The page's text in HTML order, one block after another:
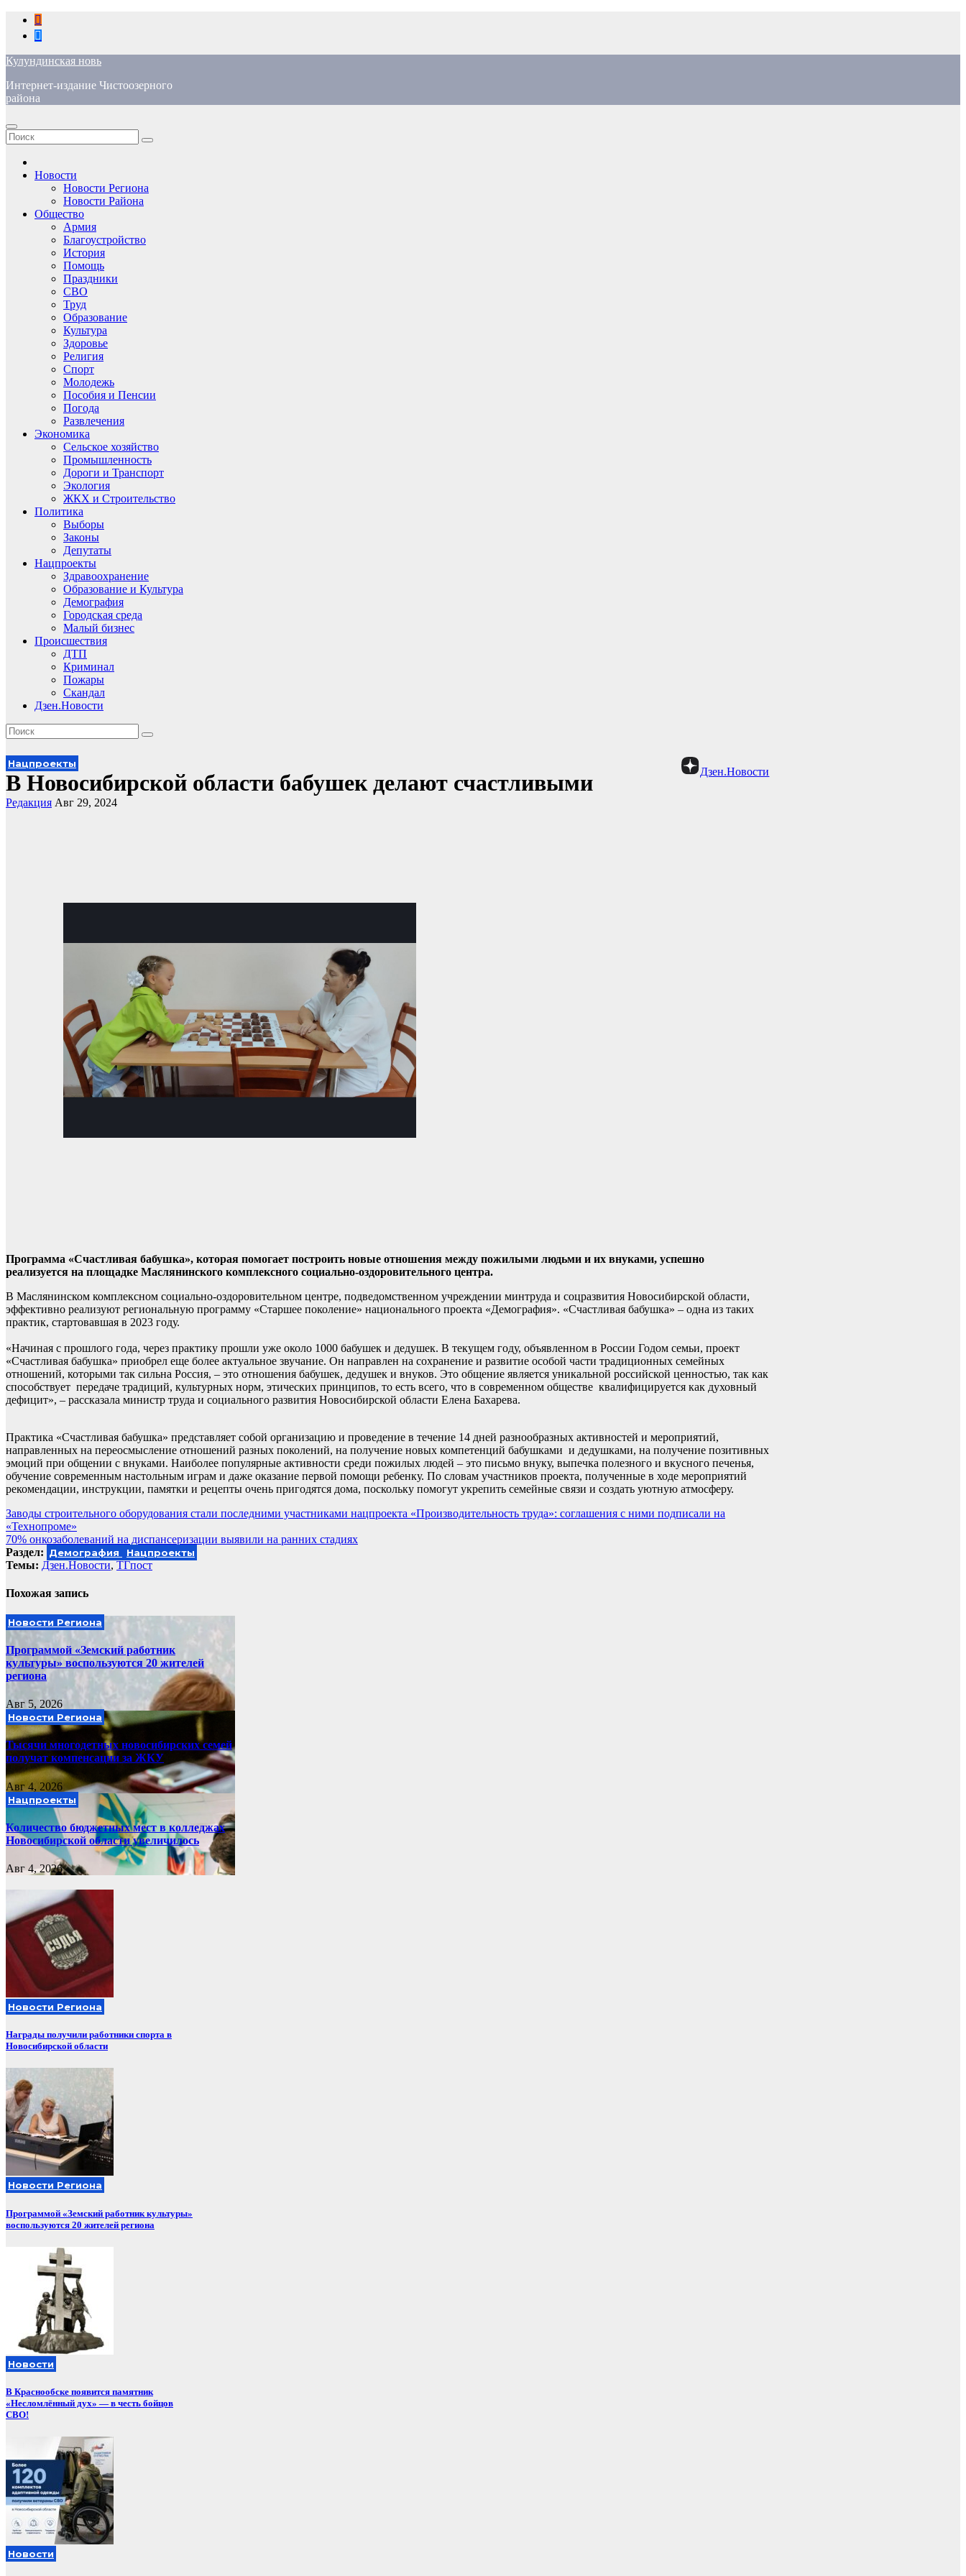
Перейти
содержимому
Кулундинская новь
Интернет-издание Чистоозерного
района
Новости
Новости Региона
Новости Района
Общество
Армия
Благоустройство
История
Помощь
Праздники
СВО
Труд
Образование
Культура
Здоровье
Религия
Спорт
Молодежь
Пособия и Пенсии
Погода
Развлечения
Экономика
Сельское хозяйство
Промышленность
Дороги и Транспорт
Экология
ЖКХ и Строительство
Политика
Выборы
Законы
Депутаты
Нацпроекты
Здравоохранение
Образование и Культура
Демография
Городская среда
Малый бизнес
Происшествия
ДТП
Криминал
Пожары
Скандал
Дзен.Новости
Дзен.Новости
Нацпроекты
В Новосибирской области бабушек делают счастливыми
Редакция Авг 29, 2024
Программа «Счастливая бабушка», которая помогает построить новые отношения между пожилыми людьми и их внуками, успешно
реализуется на площадке Маслянинского комплексного социально-оздоровительного центра.
В Маслянинском комплексном социально-оздоровительном центре, подведомственном учреждении минтруда и соцразвития Новосибирской области,
эффективно реализуют региональную программу «Старшее поколение» национального проекта «Демография». «Счастливая бабушка» – одна из таких
практик, стартовавшая в 2023 году.
«Начиная с прошлого года, через практику прошли уже около 1000 бабушек и дедушек. В текущем году, объявленном в России Годом семьи, проект
«Счастливая бабушка» приобрел еще более актуальное звучание. Он направлен на сохранение и развитие особой части традиционных семейных
отношений, которыми так сильна Россия, – это отношения бабушек, дедушек и внуков. Это общение является уникальной российской ценностью, так как
способствует передаче традиций, культурных норм, этических принципов, то есть всего, что в современном обществе квалифицируется как духовный
дефицит», – рассказала министр труда и социального развития Новосибирской области Елена Бахарева.
Практика «Счастливая бабушка» представляет собой организацию и проведение в течение 14 дней разнообразных активностей и мероприятий,
направленных на переосмысление отношений разных поколений, на получение новых компетенций бабушками и дедушками, на получение позитивных
эмоций при общении с внуками. Наиболее популярные активности среди пожилых людей – это письмо внуку, выпечка полезного и вкусного печенья,
обучение современным настольным играм и даже оказание первой помощи ребенку. По словам участников проекта, полученные в ходе мероприятий
рекомендации, инструкции, памятки и рецепты очень пригодятся дома, поскольку помогут укрепить семейные связи и создать уютную атмосферу.
Навигация
по
записям
Заводы строительного оборудования стали последними участниками нацпроекта «Производительность труда»: соглашения с ними подписали на
«Технопроме»
70% онкозаболеваний на диспансеризации выявили на ранних стадиях
Раздел: Демография Нацпроекты
Темы: Дзен.Новости, ТГпост
Похожая запись
Новости Региона
Программой «Земский работник
культуры» воспользуются 20 жителей
региона
Авг 5, 2026
Новости Региона
Тысячи многодетных новосибирских семей
получат компенсации за ЖКУ
Авг 4, 2026
Нацпроекты
Количество бюджетных мест в колледжах
Новосибирской области увеличилось
Авг 4, 2026
Новости Региона
Награды получили работники спорта в
Новосибирской области
Новости Региона
Программой «Земский работник культуры»
воспользуются 20 жителей региона
Новости
В Краснообске появится памятник
«Несломлённый дух» — в честь бойцов
СВО!
Новости